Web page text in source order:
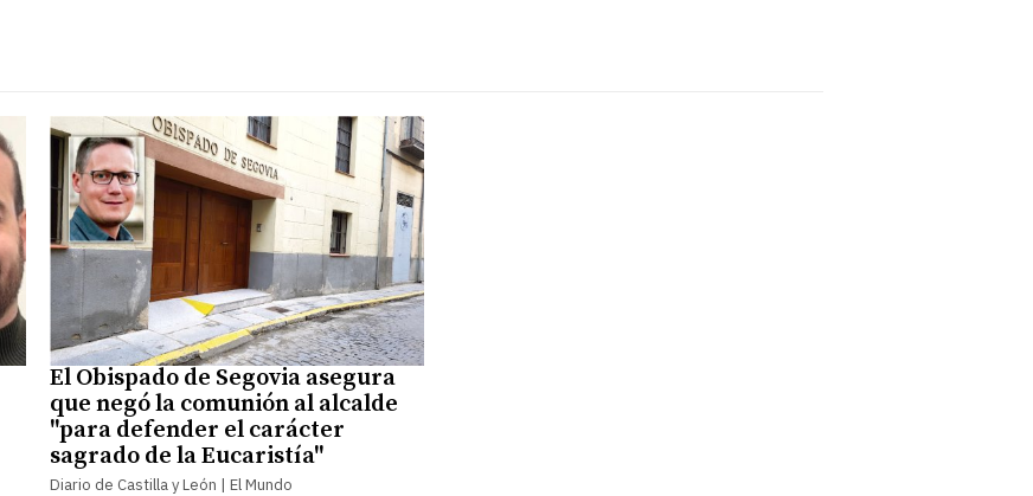
El Obispado de Segovia asegura
que negó la comunión al alcalde
"para defender el carácter
sagrado de la Eucaristía"
Diario de Castilla y León | El Mundo